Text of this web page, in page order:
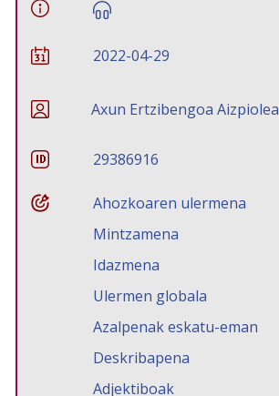
2022-04-29
Axun Ertzibengoa Aizpiolea
29386916
Ahozkoaren ulermena
Mintzamena
Idazmena
Ulermen globala
Azalpenak eskatu-eman
Deskribapena
Adjektiboak